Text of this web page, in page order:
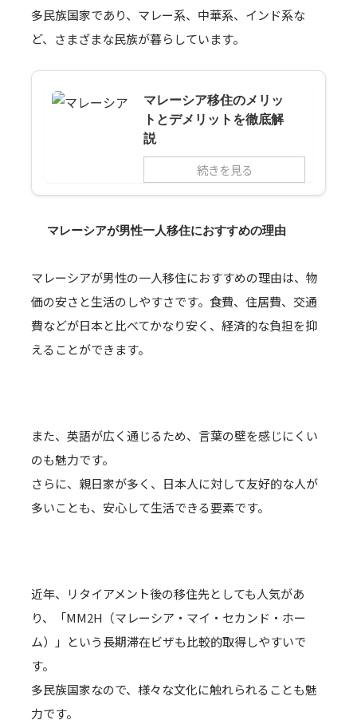
多民族国家であり、マレー系、中華系、インド系な
ど、さまざまな民族が暮らしています。
マレーシア移住のメリッ
トとデメリットを徹底解
説
続きを見る
マレーシアが男性一人移住におすすめの理由
マレーシアが男性の一人移住におすすめの理由は、物
価の安さと生活のしやすさです。食費、住居費、交通
費などが日本と比べてかなり安く、経済的な負担を抑
えることができます。
また、英語が広く通じるため、言葉の壁を感じにくい
のも魅力です。
さらに、親日家が多く、日本人に対して友好的な人が
多いことも、安心して生活できる要素です。
近年、リタイアメント後の移住先としても人気があ
り、「MM2H（マレーシア・マイ・セカンド・ホー
ム）」という長期滞在ビザも比較的取得しやすいで
す。
多民族国家なので、様々な文化に触れられることも魅
力です。